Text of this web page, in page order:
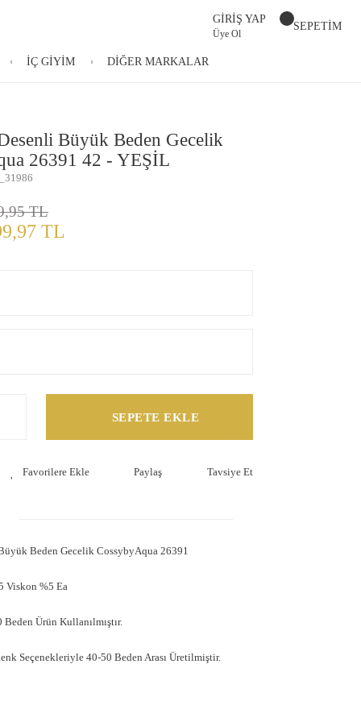
GİRİŞ YAP
Üye Ol
SEPETİM
İÇ GİYİM DİĞER MARKALAR
Büyük Beden Gecelik
26391 42 - YEŞİL
TL
TL
SEPETE EKLE
Paylaş Tavsiye Et
Beden Gecelik CossybyAqua 26391
Viskon %5 Ea
Ürün Kullanılmıştır.
Seçenekleriyle 40-50 Beden Arası Üretilmiştir.